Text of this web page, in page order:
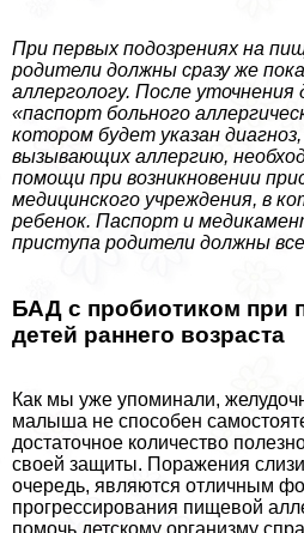
При первых подозрениях на
родители должны сразу же
аллергологу. После уточнения
«паспорт больного
котором будет указан
вызывающих аллергию,
помощи при возникновении
медицинского учреждения, в
ребенок. Паспорт и
приступа родители должны
БАД с пробиотиком при
детей раннего возраста
Как мы уже упоминали,
малыша не способен
достаточное количество
своей защиты. Поражения
очередь, являются отличным
прогрессирования пищевой